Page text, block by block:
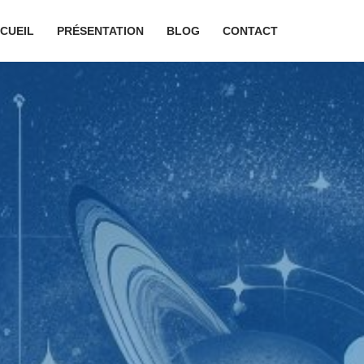
PRÉSENTATION BLOG CONTACT